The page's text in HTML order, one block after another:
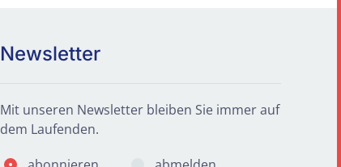
Newsletter
Mit unseren Newsletter bleiben Sie immer auf
dem Laufenden.